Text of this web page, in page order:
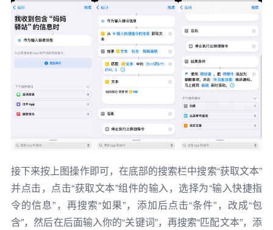
接下来按上图操作即可，在底部的搜索栏中搜索“获取文本”
并点击，点击“获取文本”组件的输入，选择为“输入快捷指
令的信息”，再搜索“如果”，添加后点击“条件”，改成“包
含”，然后在后面输入你的“关键词”，再搜索“匹配文本”，添